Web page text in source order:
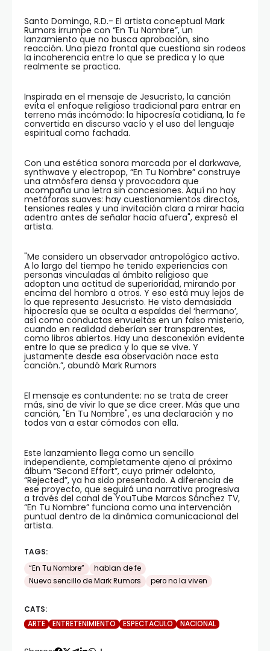
Santo Domingo, R.D.- El artista conceptual Mark
Rumors irrumpe con “En Tu Nombre”, un
lanzamiento que no busca aprobación, sino
reacción. Una pieza frontal que cuestiona sin rodeos
la incoherencia entre lo que se predica y lo que
realmente se practica.
Inspirada en el mensaje de Jesucristo, la canción
evita el enfoque religioso tradicional para entrar en
terreno más incómodo: la hipocresía cotidiana, la fe
convertida en discurso vacío y el uso del lenguaje
espiritual como fachada.
Con una estética sonora marcada por el darkwave,
synthwave y electropop, “En Tu Nombre” construye
una atmósfera densa y provocadora que
acompaña una letra sin concesiones. Aquí no hay
metáforas suaves: hay cuestionamientos directos,
tensiones reales y una invitación clara a mirar hacia
adentro antes de señalar hacia afuera", expresó el
artista.
"Me considero un observador antropológico activo.
A lo largo del tiempo he tenido experiencias con
personas vinculadas al ámbito religioso que
adoptan una actitud de superioridad, mirando por
encima del hombro a otros. Y eso está muy lejos de
lo que representa Jesucristo. He visto demasiada
hipocresía que se oculta a espaldas del ‘hermano’,
así como conductas envueltas en un falso misterio,
cuando en realidad deberían ser transparentes,
como libros abiertos. Hay una desconexión evidente
entre lo que se predica y lo que se vive. Y
justamente desde esa observación nace esta
canción.”, abundó Mark Rumors
El mensaje es contundente: no se trata de creer
más, sino de vivir lo que se dice creer. Más que una
canción, "En Tu Nombre", es una declaración y no
todos van a estar cómodos con ella.
Este lanzamiento llega como un sencillo
independiente, completamente ajeno al próximo
álbum “Second Effort”, cuyo primer adelanto,
“Rejected”, ya ha sido presentado. A diferencia de
ese proyecto, que seguirá una narrativa progresiva
a través del canal de YouTube Marcos Sánchez TV,
“En Tu Nombre” funciona como una intervención
puntual dentro de la dinámica comunicacional del
artista.
TAGS:
“En Tu Nombre”
hablan de fe
Nuevo sencillo de Mark Rumors
pero no la viven
CATS:
ARTE
ENTRETENIMIENTO ESPECTACULO NACIONAL